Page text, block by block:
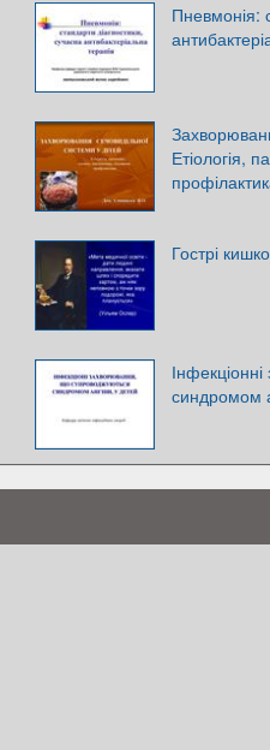
Пневмонія:
Етіологія,
Гострі
синдромом